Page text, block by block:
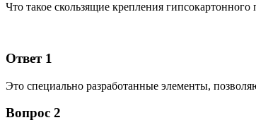
Что такое скользящие крепления гипсокартонного
Ответ 1
Это специально разработанные элементы,
Вопрос 2